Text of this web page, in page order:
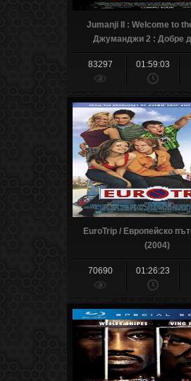
Jumanji II : Welcome to
Джуманджи 2 : Добре
джунглата
83297
01:59:03
EuroTrip / Европейско
(2004)
70690 01:26:23